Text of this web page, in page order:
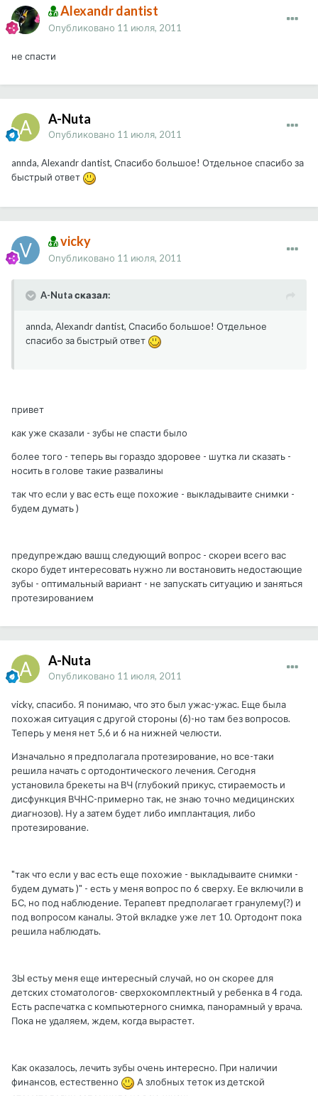
Alexandr dantist
Опубликовано 11 июля, 2011
не спасти
A-Nuta
Опубликовано 11 июля, 2011
annda, Alexandr dantist, Спасибо большое! Отдельное спасибо за
быстрый ответ
vicky
Опубликовано 11 июля, 2011
A-Nuta сказал:
annda, Alexandr dantist, Спасибо большое! Отдельное
спасибо за быстрый ответ
привет
как уже сказали - зубы не спасти было
более того - теперь вы гораздо здоровее - шутка ли сказать -
носить в голове такие развалины
так что если у вас есть еще похожие - выкладываите снимки -
будем думать )
предупреждаю вашщ следующий вопрос - скореи всего вас
скоро будет интересовать нужно ли востановить недостающие
зубы - оптимальный вариант - не запускать ситуацию и заняться
протезированием
A-Nuta
Опубликовано 11 июля, 2011
vicky, спасибо. Я понимаю, что это был ужас-ужас. Еще была
похожая ситуация с другой стороны (6)-но там без вопросов.
Теперь у меня нет 5,6 и 6 на нижней челюсти.
Изначально я предполагала протезирование, но все-таки
решила начать с ортодонтического лечения. Сегодня
установила брекеты на ВЧ (глубокий прикус, стираемость и
дисфункция ВЧНС-примерно так, не знаю точно медицинских
диагнозов). Ну а затем будет либо имплантация, либо
протезирование.
"так что если у вас есть еще похожие - выкладываите снимки -
будем думать )" - есть у меня вопрос по 6 сверху. Ее включили в
БС, но под наблюдение. Терапевт предполагает гранулему(?) и
под вопросом каналы. Этой вкладке уже лет 10. Ортодонт пока
решила наблюдать.
ЗЫ естьу меня еще интересный случай, но он скорее для
детских стоматологов- сверхокомплектный у ребенка в 4 года.
Есть распечатка с компьютерного снимка, панорамный у врача.
Пока не удаляем, ждем, когда вырастет.
Как оказалось, лечить зубы очень интересно. При наличии
финансов, естественно
А злобных теток из детской